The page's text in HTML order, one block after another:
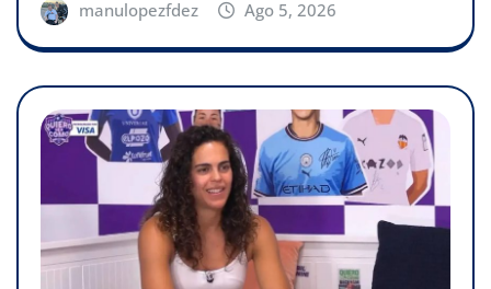
manulopezfdez Ago 5, 2026